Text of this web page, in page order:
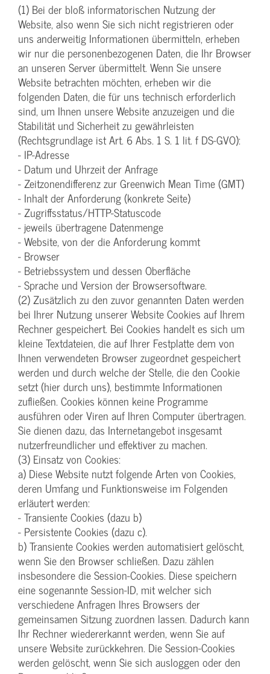
(1) Bei der bloß informatorischen Nutzung der
Website, also wenn Sie sich nicht registrieren oder
uns anderweitig Informationen übermitteln, erheben
wir nur die personenbezogenen Daten, die Ihr Browser
an unseren Server übermittelt. Wenn Sie unsere
Website betrachten möchten, erheben wir die
folgenden Daten, die für uns technisch erforderlich
sind, um Ihnen unsere Website anzuzeigen und die
Stabilität und Sicherheit zu gewährleisten
(Rechtsgrundlage ist Art. 6 Abs. 1 S. 1 lit. f DS-GVO):
- IP-Adresse
- Datum und Uhrzeit der Anfrage
- Zeitzonendifferenz zur Greenwich Mean Time (GMT)
- Inhalt der Anforderung (konkrete Seite)
- Zugriffsstatus/HTTP-Statuscode
- jeweils übertragene Datenmenge
- Website, von der die Anforderung kommt
- Browser
- Betriebssystem und dessen Oberfläche
- Sprache und Version der Browsersoftware.
(2) Zusätzlich zu den zuvor genannten Daten werden
bei Ihrer Nutzung unserer Website Cookies auf Ihrem
Rechner gespeichert. Bei Cookies handelt es sich um
kleine Textdateien, die auf Ihrer Festplatte dem von
Ihnen verwendeten Browser zugeordnet gespeichert
werden und durch welche der Stelle, die den Cookie
setzt (hier durch uns), bestimmte Informationen
zufließen. Cookies können keine Programme
ausführen oder Viren auf Ihren Computer übertragen.
Sie dienen dazu, das Internetangebot insgesamt
nutzerfreundlicher und effektiver zu machen.
(3) Einsatz von Cookies:
a) Diese Website nutzt folgende Arten von Cookies,
deren Umfang und Funktionsweise im Folgenden
erläutert werden:
- Transiente Cookies (dazu b)
- Persistente Cookies (dazu c).
b) Transiente Cookies werden automatisiert gelöscht,
wenn Sie den Browser schließen. Dazu zählen
insbesondere die Session-Cookies. Diese speichern
eine sogenannte Session-ID, mit welcher sich
verschiedene Anfragen Ihres Browsers der
gemeinsamen Sitzung zuordnen lassen. Dadurch kann
Ihr Rechner wiedererkannt werden, wenn Sie auf
unsere Website zurückkehren. Die Session-Cookies
werden gelöscht, wenn Sie sich ausloggen oder den